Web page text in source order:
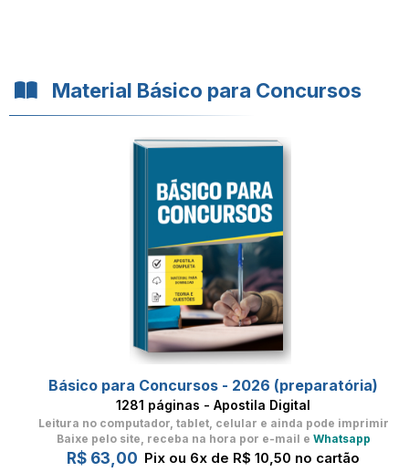
Material Básico para Concursos
Básico para Concursos - 2026 (preparatória)
1281 páginas - Apostila Digital
Leitura no computador, tablet, celular e ainda pode imprimir
Baixe pelo site, receba na hora por e-mail e Whatsapp
R$ 63,00 Pix ou 6x de R$ 10,50 no cartão